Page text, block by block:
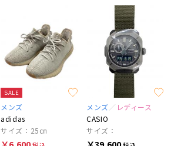
SALE
メンズ
adidas
サイズ：25㎝
メンズ
レディース
CASIO
サイズ：